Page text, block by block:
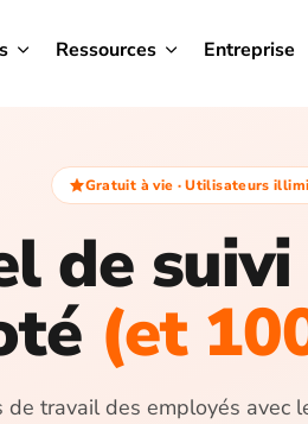
Ressources Entreprise
Gratuit à vie · Utilisateurs
de
(et
de travail des employés avec